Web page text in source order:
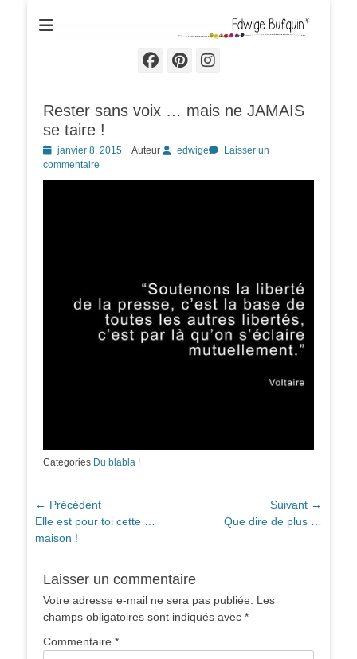
Edwige Bufquin
Facebook
Pinterest
Instagram
Rester sans voix … mais ne JAMAIS
se taire !
Posted
on
janvier 8, 2015 Auteur edwige
Laisser un
commentaire
Catégories Du blabla !
Navigation
de
l’article
← Précédent
Article
précédent :
Elle est pour toi cette …
maison !
Suivant →
Que dire de plus …
Laisser un commentaire
Votre adresse e-mail ne sera pas publiée. Les
champs obligatoires sont indiqués avec *
Commentaire *